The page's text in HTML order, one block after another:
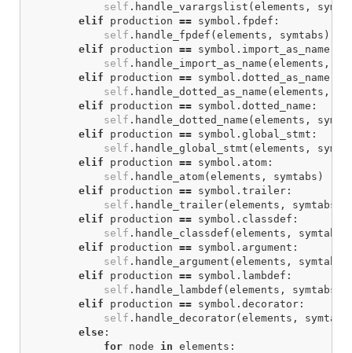
self . handle_varargslist ( elements ,
elif
production == symbol . fpdef :
self . handle_fpdef ( elements , symtabs )
elif
production == symbol . import_as_name
self . handle_import_as_name ( elements ,
elif
production == symbol . dotted_as_name
self . handle_dotted_as_name ( elements ,
elif
production == symbol . dotted_name :
self . handle_dotted_name ( elements ,
elif
production == symbol . global_stmt :
self . handle_global_stmt ( elements ,
elif
production == symbol . atom :
self . handle_atom( elements , symtabs )
elif
production == symbol . trailer :
self . handle_trailer( elements , symtabs
elif
production == symbol . classdef :
self . handle_classdef ( elements , symtabs
elif
production == symbol . argument :
self . handle_argument ( elements , symtabs
elif
production == symbol . lambdef :
self . handle_lambdef ( elements , symtabs
elif
production == symbol . decorator :
self . handle_decorator( elements , symtabs
else :
for node in elements :